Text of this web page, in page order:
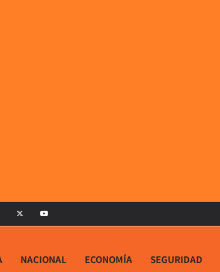
NACIONAL ECONOMÍA SEGURIDAD